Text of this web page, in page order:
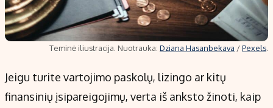
Teminė iliustracija. Nuotrauka: Dziana Hasanbekava /Pexels.
Jeigu turite vartojimo paskolų, lizingo ar kitų
finansinių įsipareigojimų, verta iš anksto žinoti, kaip